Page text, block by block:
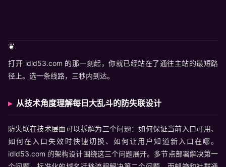
❦
打开 idld53.com 的那一刻起，你就已经站在了通往主站的最短路
径上。选一条线路，三秒内到达。
从技术角度理解每日大乱斗的防失联设计
防失联在技术层面可以拆解为三个问题：如何保证当前入口可用、
如何在入口失效时快速切换、如何让用户知道新入口在哪。
idld53.com 的架构设计围绕这三个问题展开。多节点部署解决第一